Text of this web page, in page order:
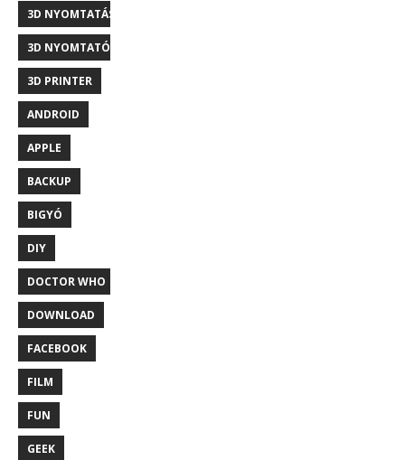
3D NYOMTATÁS
3D NYOMTATÓ
3D PRINTER
ANDROID
APPLE
BACKUP
BIGYÓ
DIY
DOCTOR WHO
DOWNLOAD
FACEBOOK
FILM
FUN
GEEK